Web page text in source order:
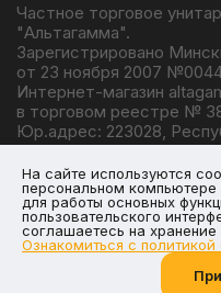
Частное торговое
"Альтагамма".
Зарегистрировано
от 23 ноября 2007
Интернет-магазин
в торговом реестре №
Юр.адрес: 223028,
район, г.п. Ждановичи,
© 2026
На сайте используются
персональном
для работы основных
пользовательского
соглашаетесь на
Ознакомиться с политикой